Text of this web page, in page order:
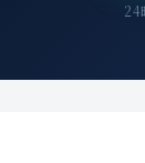
24